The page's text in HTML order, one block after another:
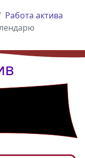
Работа актива